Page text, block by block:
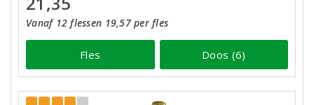
Vanaf 12 flessen 19,57 per fles
Fles Doos (6)